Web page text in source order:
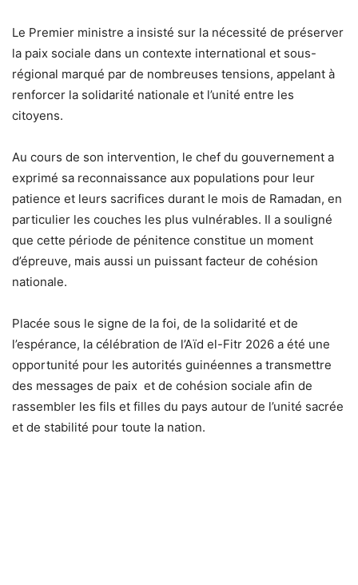
Le Premier ministre a insisté sur la nécessité de préserver
la paix sociale dans un contexte international et sous-
régional marqué par de nombreuses tensions, appelant à
renforcer la solidarité nationale et l’unité entre les
citoyens.
Au cours de son intervention, le chef du gouvernement a
exprimé sa reconnaissance aux populations pour leur
patience et leurs sacrifices durant le mois de Ramadan, en
particulier les couches les plus vulnérables. Il a souligné
que cette période de pénitence constitue un moment
d’épreuve, mais aussi un puissant facteur de cohésion
nationale.
Placée sous le signe de la foi, de la solidarité et de
l’espérance, la célébration de l’Aïd el-Fitr 2026 a été une
opportunité pour les autorités guinéennes a transmettre
des messages de paix et de cohésion sociale afin de
rassembler les fils et filles du pays autour de l’unité sacrée
et de stabilité pour toute la nation.